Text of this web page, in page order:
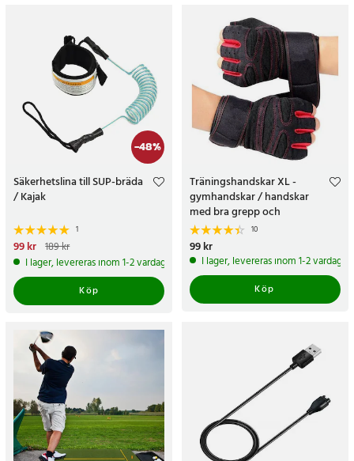
-48%
Säkerhetslina till SUP-bräda
/ Kajak
1
Nuvarande pris
pris:189 kr
99 kr 189 kr
I lager, levereras inom 1-2 vardagar
Köp
Träningshandskar XL -
gymhandskar / handskar
med bra grepp och
kardborreband
10
Pris:
99 kr
I lager, levereras inom 1-2 vardagar
Köp